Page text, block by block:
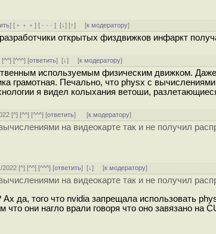
] [ ﹢﹢﹢] [ · · ·][↓] [↑] [к модератору]
открытых физдвижков инфаркт
[^^] [^^^] [ответить][↓] [к модератору]
используемым физическим движком.
грамотная. Печально, что physx с
я видел колыхания ветоши,
[^] [^^] [^^^] [ответить] [к модератору]
на видеокарте так и не получил
2022 [^] [^^] [^^^] [ответить][↓] [к модератору]
на видеокарте так и не получил
Ах да, того что nvidia запрещала использовать
что они нагло врали говоря что оно завязано на